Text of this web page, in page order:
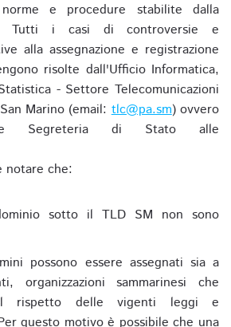
e procedure stabilite dalla
Tutti i casi di controversie e
alla assegnazione e registrazione
risolte dall'Ufficio Informatica,
- Settore Telecomunicazioni
Marino (email:tlc@pa.sm) ovvero
Segreteria di Stato alle
notare che:
sotto il TLD SM non sono
possono essere assegnati sia a
organizzazioni sammarinesi che
rispetto delle vigenti leggi e
questo motivo è possibile che una